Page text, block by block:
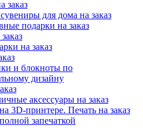
заказ
для дома на заказ
подарки на заказ
на заказ
и блокноты по
дизайну
аксессуары на заказ
3D-принтере. Печать на заказ
запечаткой